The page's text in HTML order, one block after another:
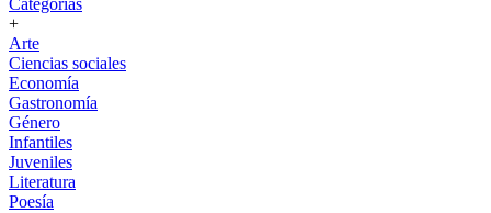
Categorías
+
Arte
Ciencias sociales
Economía
Gastronomía
Género
Infantiles
Juveniles
Literatura
Poesía